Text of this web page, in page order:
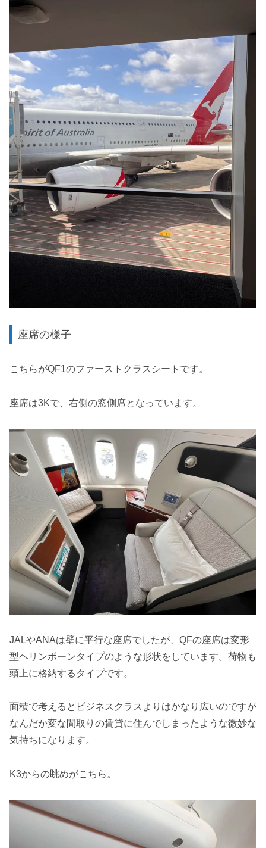
座席の様子
こちらがQF1のファーストクラスシートです。
座席は3Kで、右側の窓側席となっています。
JALやANAは壁に平行な座席でしたが、QFの座席は変形
型ヘリンボーンタイプのような形状をしています。荷物も
頭上に格納するタイプです。
面積で考えるとビジネスクラスよりはかなり広いのですが
なんだか変な間取りの賃貸に住んでしまったような微妙な
気持ちになります。
K3からの眺めがこちら。